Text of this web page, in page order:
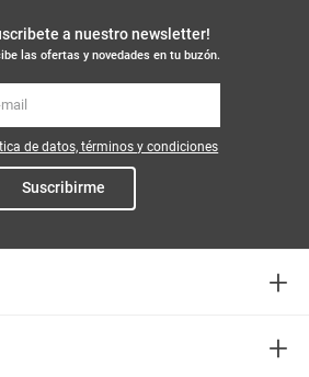
a nuestro newsletter!
las ofertas y novedades en tu buzón.
de datos, términos y condiciones
Suscribirme
+
+